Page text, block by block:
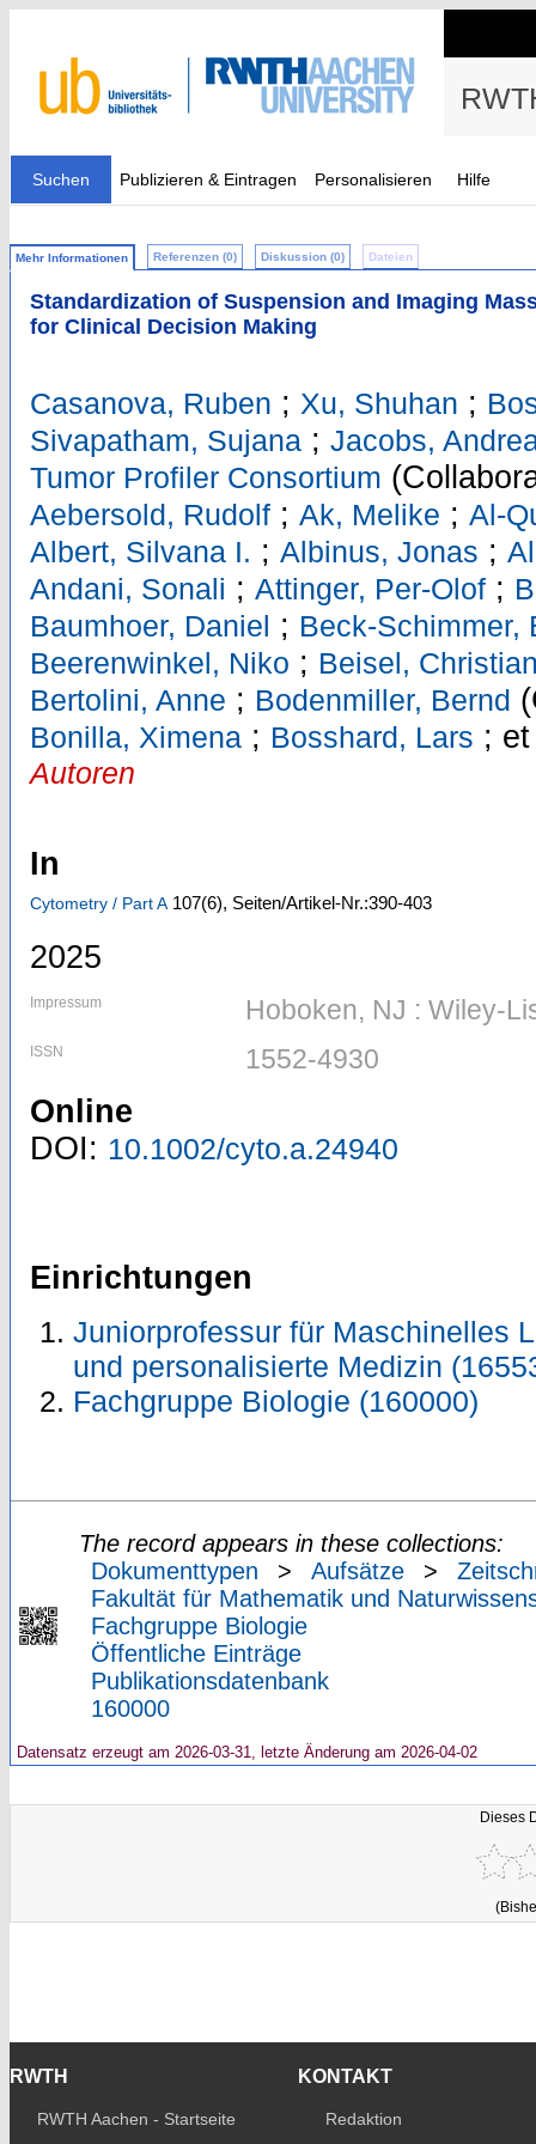
Suchen Publizieren & Eintragen Personalisieren Hilfe
Mehr Informationen Referenzen (0) Diskussion (0) Dateien
Standardization of Suspension and Imaging
for Clinical Decision Making
Casanova, Ruben ; Xu, Shuhan ;
Sivapatham, Sujana ; Jacobs,
Tumor Profiler Consortium
Aebersold, Rudolf ; Ak, Melike ; Al-
Albert, Silvana I. ; Albinus, Jonas ;
Andani, Sonali ; Attinger, Per-Olof ;
Baumhoer, Daniel ; Beck-Schimmer,
Beerenwinkel, Niko ; Beisel,
Bertolini, Anne ; Bodenmiller, Bernd
Bonilla, Ximena ; Bosshard, Lars ;
Autoren
In
Cytometry / Part A 107(6), Seiten/Artikel-Nr.:390-403
2025
Impressum Hoboken, NJ : Wiley-
ISSN 1552-4930
Online
DOI: 10.1002/cyto.a.24940
Einrichtungen
Juniorprofessur für Maschinelles
und personalisierte Medizin
Fachgruppe Biologie (160000)
The record appears in these collections:
Dokumenttypen
> Aufsätze >
Fakultät für Mathematik und
Fachgruppe Biologie
Öffentliche Einträge
Publikationsdatenbank
160000
Datensatz erzeugt am 2026-03-31, letzte Änderung am 2026-04-02
Dieses
RWTH
RWTH Aachen - Startseite
KONTAKT
Redaktion